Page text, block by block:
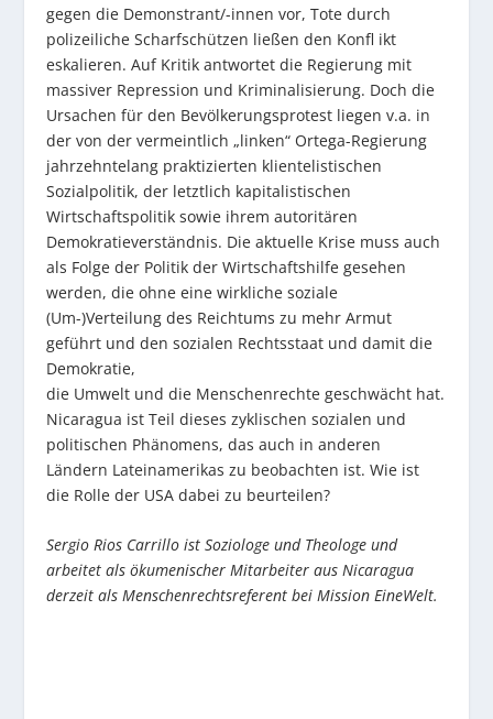
gegen die Demonstrant/-innen vor, Tote durch
polizeiliche Scharfschützen ließen den Konfl ikt
eskalieren. Auf Kritik antwortet die Regierung mit
massiver Repression und Kriminalisierung. Doch die
Ursachen für den Bevölkerungsprotest liegen v.a. in
der von der vermeintlich „linken“ Ortega-Regierung
jahrzehntelang praktizierten klientelistischen
Sozialpolitik, der letztlich kapitalistischen
Wirtschaftspolitik sowie ihrem autoritären
Demokratieverständnis. Die aktuelle Krise muss auch
als Folge der Politik der Wirtschaftshilfe gesehen
werden, die ohne eine wirkliche soziale
(Um-)Verteilung des Reichtums zu mehr Armut
geführt und den sozialen Rechtsstaat und damit die
Demokratie,
die Umwelt und die Menschenrechte geschwächt hat.
Nicaragua ist Teil dieses zyklischen sozialen und
politischen Phänomens, das auch in anderen
Ländern Lateinamerikas zu beobachten ist. Wie ist
die Rolle der USA dabei zu beurteilen?
Sergio Rios Carrillo ist Soziologe und Theologe und
arbeitet als ökumenischer Mitarbeiter aus Nicaragua
derzeit als Menschenrechtsreferent bei Mission EineWelt.